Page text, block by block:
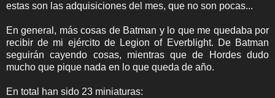
estas son las adquisiciones del mes, que no son pocas...
En general, más cosas de Batman y lo que me quedaba por
recibir de mi ejército de Legion of Everblight. De Batman
seguirán cayendo cosas, mientras que de Hordes dudo
mucho que pique nada en lo que queda de año.
En total han sido 23 miniaturas: